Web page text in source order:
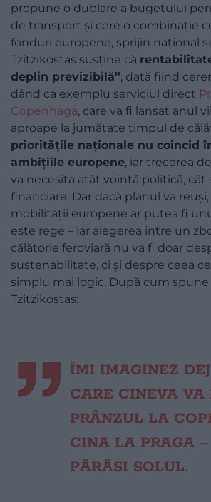
propune o dublare a bugetului
de transport și cere o combinație
fonduri europene, sprijin național
Tzitzikostas susține că
deplin previzibilă”, dată fiind
dând ca exemplu serviciul direct
Copenhaga, care va fi lansat anul
aproape la jumătate timpul de
prioritățile naționale nu coincid
ambițiile europene, iar trecerea
va necesita atât voință politică, cât
financiare. Dar dacă planul va
mobilității europene ar putea fi
este rege – iar alegerea între un
călătorie feroviară nu va fi doar
sustenabilitate, ci și despre ceea
simplu mai logic. După cum spune
Tzitzikostas:
ÎMI IMAGINEZ
CARE CINEVA VA
PRÂNZUL LA
CINA LA PRAGA
PĂRĂSI SOLUL.